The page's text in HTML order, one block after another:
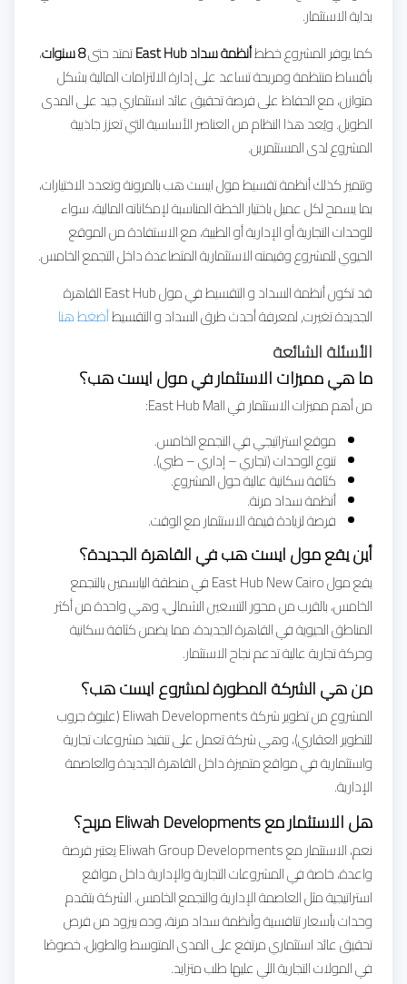
بداية الاستثمار.
كما يوفر المشروع خططأنظمة سداد East Hub تمتد حتى8 سنوات
،
بأقساط منتظمة ومريحة تساعد على إدارة الالتزامات المالية بشكل
متوازن، مع الحفاظ على فرصة تحقيق عائد استثماري جيد على المدى
الطويل. ويُعد هذا النظام من العناصر الأساسية التي تعزز جاذبية
المشروع لدى المستثمرين.
وتتميز كذلك أنظمة تقسيط مول ايست هب بالمرونة وتعدد الاختيارات،
بما يسمح لكل عميل باختيار الخطة المناسبة لإمكاناته المالية، سواء
للوحدات التجارية أو الإدارية أو الطبية، مع الاستفادة من الموقع
الحيوي للمشروع وقيمته الاستثمارية المتصاعدة داخل التجمع الخامس.
قد تكون أنظمة السداد و التقسيط في
مول East Hub القاهرة
الجديدة تغيرت, لمعرفة أحدث طرق السداد و التقسيطأضغط هنا
الأسئلة الشائعة
ما هي مميزات الاستثمار في مول ايست هب؟
من أهم مميزات الاستثمار في East Hub Mall:
موقع استراتيجي في التجمع الخامس.
تنوع الوحدات (تجاري – إداري – طبي).
كثافة سكانية عالية حول المشروع.
أنظمة سداد مرنة.
فرصة لزيادة قيمة الاستثمار مع الوقت.
أين يقع مول ايست هب في القاهرة الجديدة؟
يقع مول East Hub New Cairo في منطقة الياسمين بالتجمع
الخامس، بالقرب من محور التسعين الشمالي، وهي واحدة من أكثر
المناطق الحيوية في القاهرة الجديدة، مما يضمن كثافة سكانية
وحركة تجارية عالية تدعم نجاح الاستثمار.
من هي الشركة المطورة لمشروع ايست هب؟
المشروع من تطوير شركة Eliwah Developments (عليوة جروب
للتطوير العقاري)، وهي شركة تعمل على تنفيذ مشروعات تجارية
واستثمارية في مواقع متميزة داخل القاهرة الجديدة والعاصمة
الإدارية.
هل الاستثمار مع Eliwah Developments مربح؟
نعم، الاستثمار مع Eliwah Group Developments يعتبر فرصة
واعدة، خاصة في المشروعات التجارية والإدارية داخل مواقع
استراتيجية مثل العاصمة الإدارية والتجمع الخامس. الشركة بتقدم
وحدات بأسعار تنافسية وأنظمة سداد مرنة، وده بيزود من فرص
تحقيق عائد استثماري مرتفع على المدى المتوسط والطويل، خصوصًا
في المولات التجارية اللي عليها طلب متزايد.